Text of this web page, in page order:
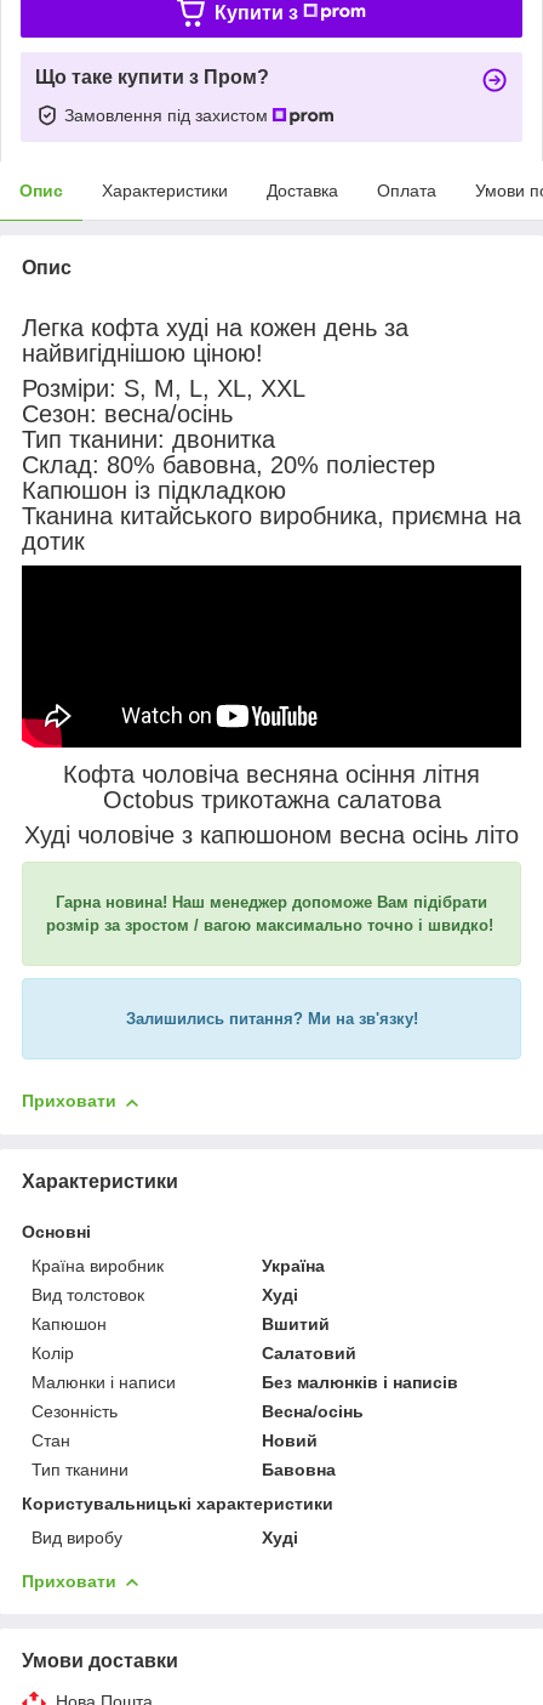
Купити з
Що таке купити з Пром?
Замовлення під захистом
Опис Характеристики Доставка Оплата Умови
Опис
Легка кофта худі на кожен день за
найвигіднішою ціною!
Розміри: S, M, L, XL, XXL
Сезон: весна/осінь
Тип тканини: двонитка
Склад: 80% бавовна, 20% поліестер
Капюшон із підкладкою
Тканина китайського виробника, приємна на
дотик
Кофта чоловіча весняна осіння літня
Octobus трикотажна салатова
Худі чоловіче з капюшоном весна осінь літо
Гарна новина! Наш менеджер допоможе Вам підібрати
розмір за зростом / вагою максимально точно і швидко!
Залишились питання? Ми на зв'язку!
Приховати
Характеристики
Основні
Країна виробник
Україна
Вид толстовок
Худі
Капюшон
Вшитий
Колір
Салатовий
Малюнки і написи
Без малюнків і написів
Сезонність
Весна/осінь
Стан
Новий
Тип тканини
Бавовна
Користувальницькі характеристики
Вид виробу
Худі
Приховати
Умови доставки
Нова Пошта